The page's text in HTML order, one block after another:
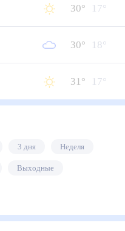
30° 17°
30° 18°
31° 17°
3 дня Неделя
Выходные